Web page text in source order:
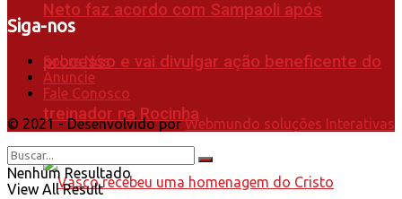
Neto faz acordo com Sampaoli após
processo e vai divulgar ação beneficente do
treinador na Rocinha
Siga-nos
Sobre Nós
Anuncie
Fale Conosco
© 2021 - Desenvolvido porWebmundo soluções Interativas
Nenhum Resultado
View All Result